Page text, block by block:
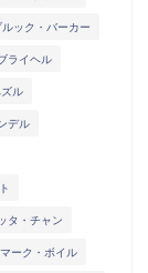
ルック・バーカー
ライヘル
ル
デル
タ・チャン
マーク・ボイル